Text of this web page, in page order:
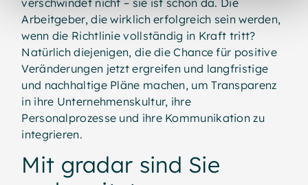
Arbeitgeber, die wirklich erfolgreich sein werden,
wenn die Richtlinie vollständig in Kraft tritt?
Natürlich diejenigen, die die Chance für positive
Veränderungen jetzt ergreifen und langfristige
und nachhaltige Pläne machen, um Transparenz
in ihre Unternehmenskultur, ihre
Personalprozesse und ihre Kommunikation zu
integrieren.
Mit gradar sind Sie